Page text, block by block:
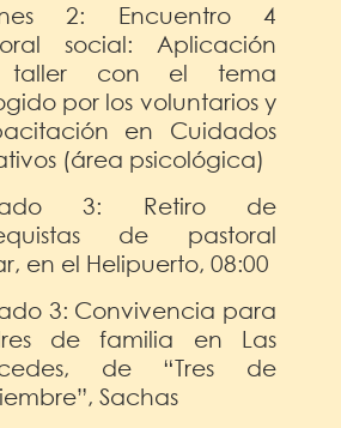
2: Encuentro 4
social: Aplicación
con el tema
por los voluntarios y
en Cuidados
(área psicológica)
3: Retiro de
de pastoral
en el Helipuerto, 08:00
3: Convivencia para
de familia en Las
de “Tres de
Sachas